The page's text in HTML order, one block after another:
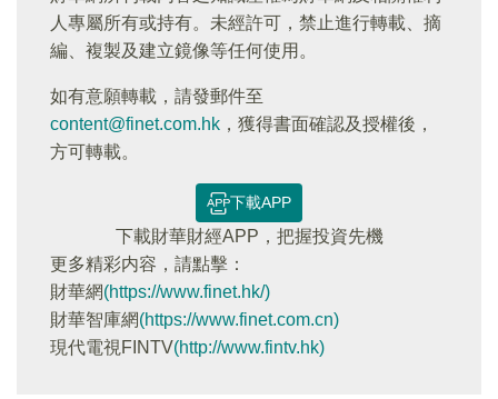
人專屬所有或持有。未經許可，禁止進行轉載、摘
編、複製及建立鏡像等任何使用。
如有意願轉載，請發郵件至
content@finet.com.hk ，獲得書面確認及授權後，
方可轉載。
下載APP
下載財華財經APP，把握投資先機
更多精彩内容，請點擊：
財華網(https://www.finet.hk/)
財華智庫網(https://www.finet.com.cn)
現代電視FINTV(http://www.fintv.hk)